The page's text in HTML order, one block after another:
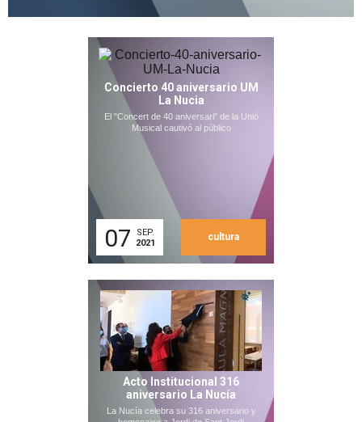
Concierto 40 aniversario UM
La Nucia
El "Concert de 40 aniversari" de la Unió
Musical cautivó al público
07
SEP.
2021
cultura
Acto Institucional 316
aniversario La Nucía
La Nucía celebra su 316 aniversario y